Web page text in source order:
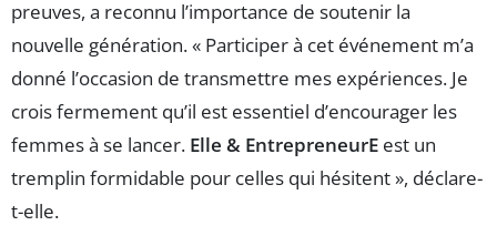
preuves, a reconnu l’importance de soutenir la
nouvelle génération. « Participer à cet événement m’a
donné l’occasion de transmettre mes expériences. Je
crois fermement qu’il est essentiel d’encourager les
femmes à se lancer. Elle & EntrepreneurE est un
tremplin formidable pour celles qui hésitent », déclare-
t-elle.